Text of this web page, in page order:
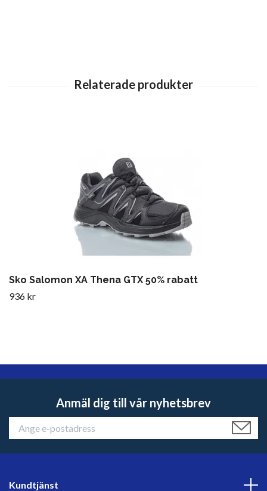
Sko Salomon XA Thena GTX 50% rabatt
936 kr
Anmäl dig till vår nyhetsbrev
Kundtjänst